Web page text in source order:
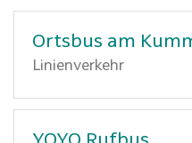
Ortsbus am
Linienverkehr
YOYO Rufbus